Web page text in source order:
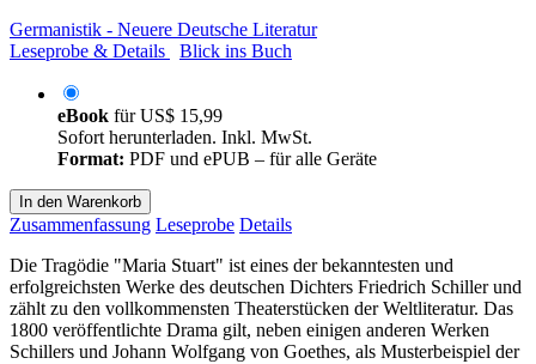
Germanistik - Neuere Deutsche Literatur
Leseprobe & Details
Blick ins Buch
eBook fürUS$ 15,99
Sofort herunterladen. Inkl. MwSt.
Format: PDF und ePUB – für alle Geräte
In den Warenkorb
Zusammenfassung Leseprobe Details
Die Tragödie "Maria Stuart" ist eines der bekanntesten und
erfolgreichsten Werke des deutschen Dichters Friedrich Schiller und
zählt zu den vollkommensten Theaterstücken der Weltliteratur. Das
1800 veröffentlichte Drama gilt, neben einigen anderen Werken
Schillers und Johann Wolfgang von Goethes, als Musterbeispiel der